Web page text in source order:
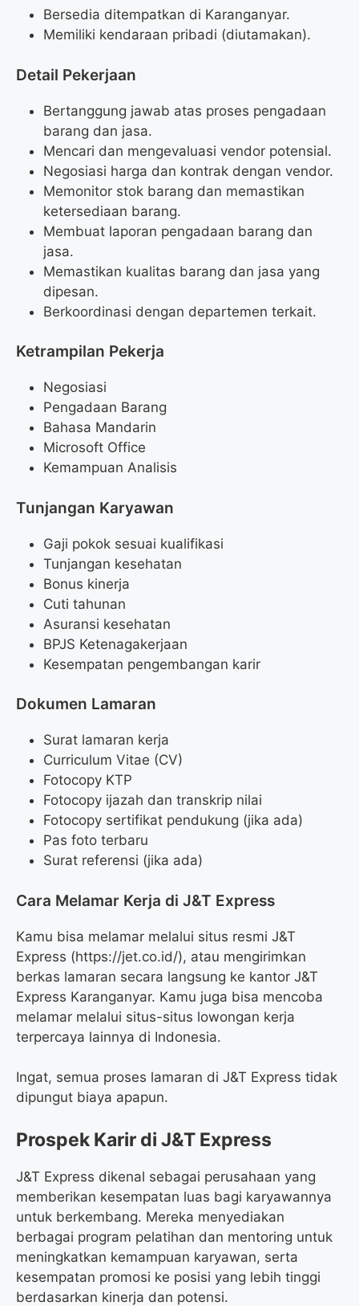
Bersedia ditempatkan di Karanganyar.
Memiliki kendaraan pribadi (diutamakan).
Detail Pekerjaan
Bertanggung jawab atas proses pengadaan
barang dan jasa.
Mencari dan mengevaluasi vendor potensial.
Negosiasi harga dan kontrak dengan vendor.
Memonitor stok barang dan memastikan
ketersediaan barang.
Membuat laporan pengadaan barang dan
jasa.
Memastikan kualitas barang dan jasa yang
dipesan.
Berkoordinasi dengan departemen terkait.
Ketrampilan Pekerja
Negosiasi
Pengadaan Barang
Bahasa Mandarin
Microsoft Office
Kemampuan Analisis
Tunjangan Karyawan
Gaji pokok sesuai kualifikasi
Tunjangan kesehatan
Bonus kinerja
Cuti tahunan
Asuransi kesehatan
BPJS Ketenagakerjaan
Kesempatan pengembangan karir
Dokumen Lamaran
Surat lamaran kerja
Curriculum Vitae (CV)
Fotocopy KTP
Fotocopy ijazah dan transkrip nilai
Fotocopy sertifikat pendukung (jika ada)
Pas foto terbaru
Surat referensi (jika ada)
Cara Melamar Kerja di J&T Express
Kamu bisa melamar melalui situs resmi J&T
Express (https://jet.co.id/), atau mengirimkan
berkas lamaran secara langsung ke kantor J&T
Express Karanganyar. Kamu juga bisa mencoba
melamar melalui situs-situs lowongan kerja
terpercaya lainnya di Indonesia.
Ingat, semua proses lamaran di J&T Express tidak
dipungut biaya apapun.
Prospek Karir di J&T Express
J&T Express dikenal sebagai perusahaan yang
memberikan kesempatan luas bagi karyawannya
untuk berkembang. Mereka menyediakan
berbagai program pelatihan dan mentoring untuk
meningkatkan kemampuan karyawan, serta
kesempatan promosi ke posisi yang lebih tinggi
berdasarkan kinerja dan potensi.